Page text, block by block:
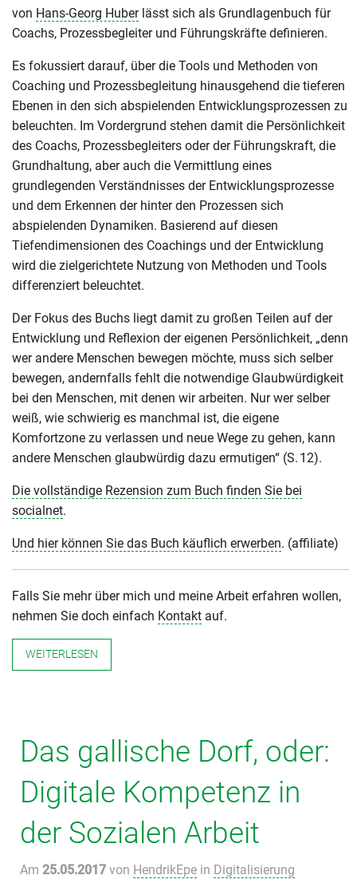
von Hans-Georg Huberlässt sich als Grundlagenbuch für
Coachs, Prozessbegleiter und Führungskräfte definieren.
Es fokussiert darauf, über die Tools und Methoden von
Coaching und Prozessbegleitung hinausgehend die tieferen
Ebenen in den sich abspielenden Entwicklungsprozessen zu
beleuchten. Im Vordergrund stehen damit die Persönlichkeit
des Coachs, Prozessbegleiters oder der Führungskraft, die
Grundhaltung, aber auch die Vermittlung eines
grundlegenden Verständnisses der Entwicklungsprozesse
und dem Erkennen der hinter den Prozessen sich
abspielenden Dynamiken. Basierend auf diesen
Tiefendimensionen des Coachings und der Entwicklung
wird die zielgerichtete Nutzung von Methoden und Tools
differenziert beleuchtet.
Der Fokus des Buchs liegt damit zu großen Teilen auf der
Entwicklung und Reflexion der eigenen Persönlichkeit, „denn
wer andere Menschen bewegen möchte, muss sich selber
bewegen, andernfalls fehlt die notwendige Glaubwürdigkeit
bei den Menschen, mit denen wir arbeiten. Nur wer selber
weiß, wie schwierig es manchmal ist, die eigene
Komfortzone zu verlassen und neue Wege zu gehen, kann
andere Menschen glaubwürdig dazu ermutigen“ (S. 12).
Die vollständige Rezension zum Buch finden Sie bei
socialnet.
Und hier können Sie das Buch käuflich erwerben. (affiliate)
Falls Sie mehr über mich und meine Arbeit erfahren wollen,
nehmen Sie doch einfach Kontakt auf.
WEITERLESEN
Das gallische Dorf, oder:
Digitale Kompetenz in
der Sozialen Arbeit
Am 25.05.2017 von HendrikEpe in Digitalisierung